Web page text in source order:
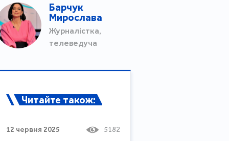
Барчук
Мирослава
Журналістка,
телеведуча
Читайте також:
12 червня 2025 5182